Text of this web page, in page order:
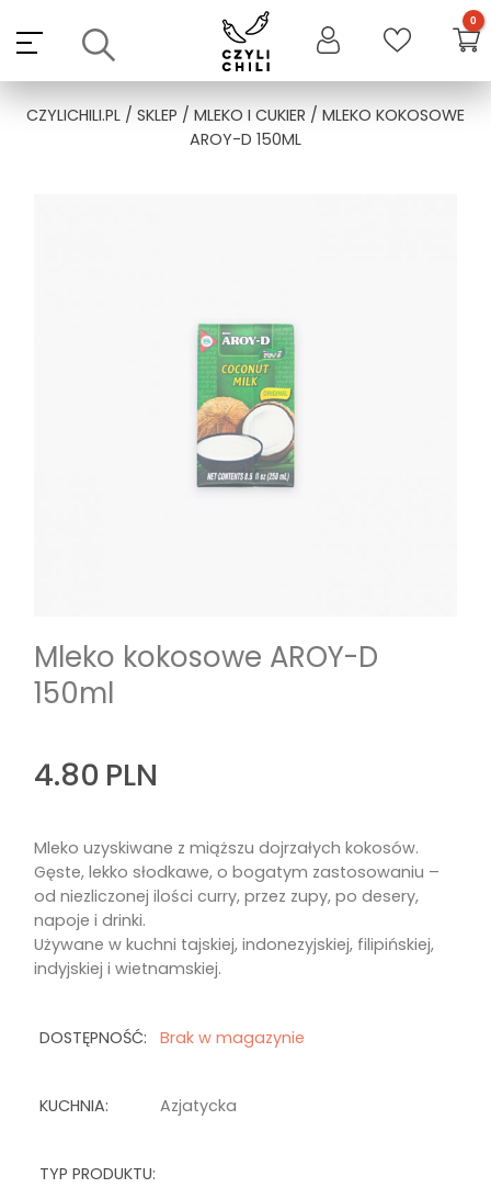
content
CZYLICHILI.PL / SKLEP / MLEKO I CUKIER / MLEKO KOKOSOWE
AROY-D 150ML
Mleko kokosowe AROY-D
150ml
4.80 PLN
Mleko uzyskiwane z miąższu dojrzałych kokosów.
Gęste, lekko słodkawe, o bogatym zastosowaniu –
od niezliczonej ilości curry, przez zupy, po desery,
napoje i drinki.
Używane w kuchni tajskiej, indonezyjskiej, filipińskiej,
indyjskiej i wietnamskiej.
DOSTĘPNOŚĆ: Brak w magazynie
KUCHNIA: Azjatycka
TYP PRODUKTU: